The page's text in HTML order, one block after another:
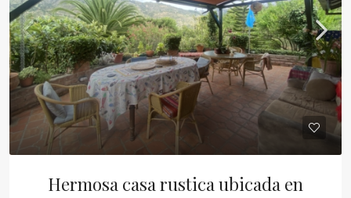
Hermosa casa rustica ubicada en